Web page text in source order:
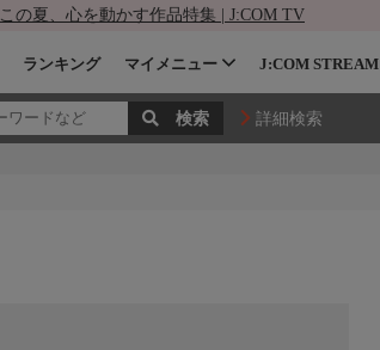
この夏、心を動かす作品特集 | J:COM TV
ランキング マイメニュー J:COM STREAM
詳細検索